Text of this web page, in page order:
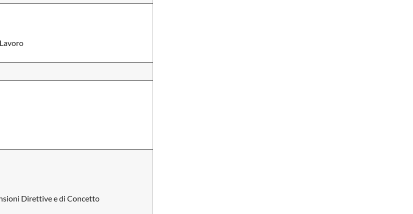
Direttive e di Concetto